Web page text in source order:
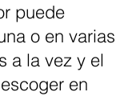
puede
o en varias
a la vez y el
en